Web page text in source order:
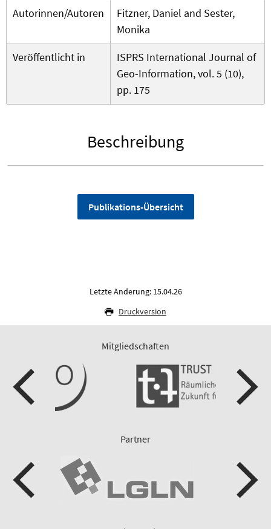
Autorinnen/Autoren
Fitzner, Daniel and Sester,
Monika
Veröffentlicht in
ISPRS International Journal of
Geo-Information, vol. 5 (10),
pp. 175
Beschreibung
Publikations-Übersicht
Letzte Änderung: 15.04.26
Druckversion
Mitgliedschaften
Partner